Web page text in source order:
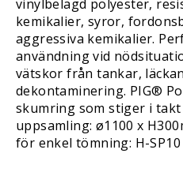
vinylbelagd polyester,
kemikalier, syror,
aggressiva kemikalier.
användning vid
vätskor från tankar,
dekontaminering. PIG®
skumring som stiger i
uppsamling: ø1100 x
för enkel tömning: H-SP10